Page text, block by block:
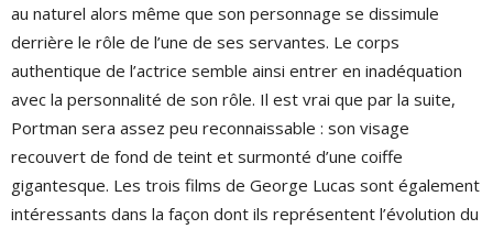
au naturel alors même que son personnage se dissimule
derrière le rôle de l’une de ses servantes. Le corps
authentique de l’actrice semble ainsi entrer en inadéquation
avec la personnalité de son rôle. Il est vrai que par la suite,
Portman sera assez peu reconnaissable : son visage
recouvert de fond de teint et surmonté d’une coiffe
gigantesque. Les trois films de George Lucas sont également
intéressants dans la façon dont ils représentent l’évolution du